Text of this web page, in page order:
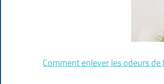
Comment enlever les odeurs